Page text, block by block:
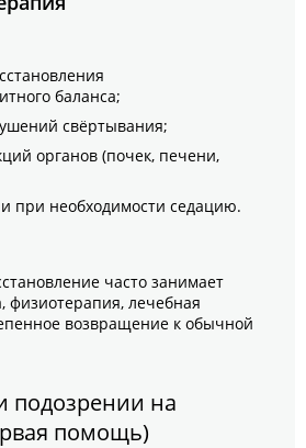
баланса;
свёртывания;
органов (почек, печени,
при необходимости седацию.
часто занимает
физиотерапия, лечебная
возвращение к обычной
подозрении на
помощь)